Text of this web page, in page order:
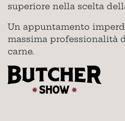
superiore nella scelta
Un appuntamento
massima professionalità
carne.